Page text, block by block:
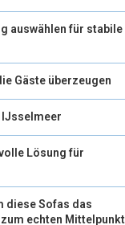
auswählen für stabile
Gäste überzeugen
Lösung für
diese Sofas das
echten Mittelpunkt